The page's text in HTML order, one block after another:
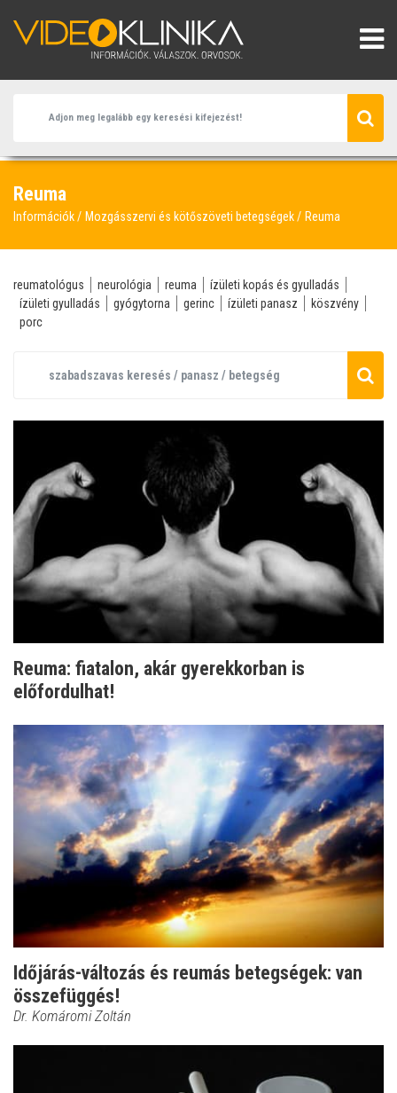
Reuma
Információk Mozgásszervi és kötőszöveti betegségek Reuma
reumatológus neurológia reuma
ízületi kopás és gyulladás
ízületi gyulladás
gyógytorna gerinc ízületi panasz
köszvény
porc
Reuma: fiatalon, akár gyerekkorban is
előfordulhat!
Időjárás-változás és reumás betegségek: van
összefüggés!
Dr. Komáromi Zoltán